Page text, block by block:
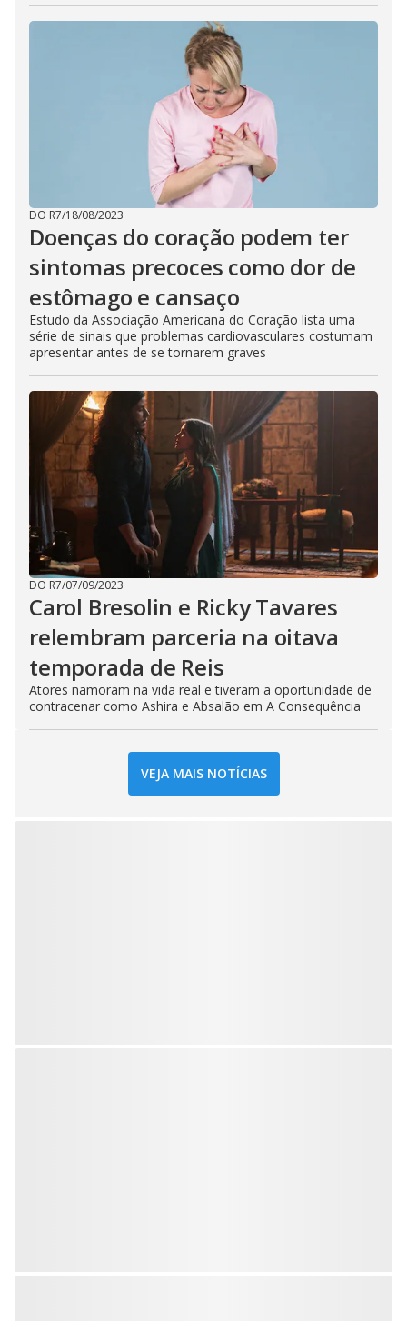
DO R7/18/08/2023
Doenças do coração podem ter
sintomas precoces como dor de
estômago e cansaço
Estudo da Associação Americana do Coração lista uma
série de sinais que problemas cardiovasculares costumam
apresentar antes de se tornarem graves
DO R7/07/09/2023
Carol Bresolin e Ricky Tavares
relembram parceria na oitava
temporada de Reis
Atores namoram na vida real e tiveram a oportunidade de
contracenar como Ashira e Absalão em A Consequência
VEJA MAIS NOTÍCIAS